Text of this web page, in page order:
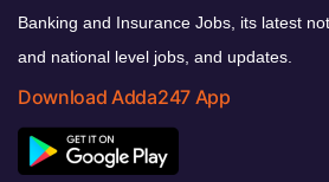
Banking and Insurance Jobs, its latest
and national level jobs, and updates.
Download Adda247 App